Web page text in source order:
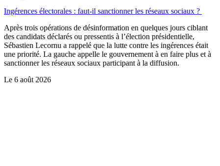
Ingérences électorales : faut-il sanctionner les réseaux sociaux ?
Après trois opérations de désinformation en quelques jours ciblant
des candidats déclarés ou pressentis à l’élection présidentielle,
Sébastien Lecornu a rappelé que la lutte contre les ingérences était
une priorité. La gauche appelle le gouvernement à en faire plus et à
sanctionner les réseaux sociaux participant à la diffusion.
Le 6 août 2026